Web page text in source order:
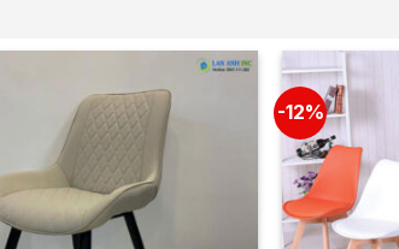
-12%